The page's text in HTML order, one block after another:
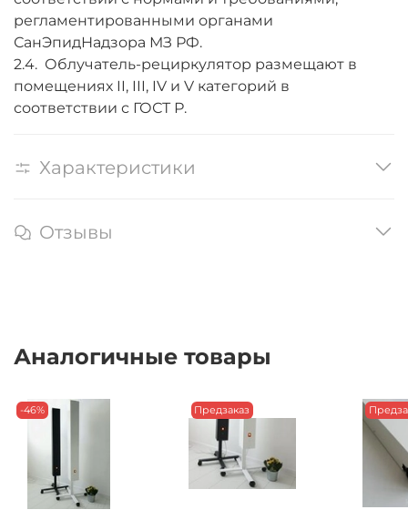
регламентированными органами
СанЭпидНадзора МЗ РФ.
2.4. Облучатель-рециркулятор размещают в
помещениях II, III, IV и V категорий в
соответствии с ГОСТ Р.
Характеристики
Отзывы
Аналогичные товары
-46% Предзаказ